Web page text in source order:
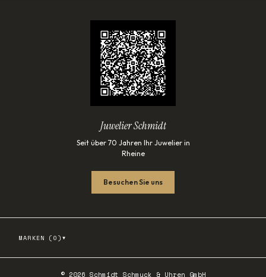
Juwelier Schmidt
Seit über 70 Jahren Ihr Juwelier in
Rheine
Besuchen Sie uns
MARKEN ( 0 ) ▾
© 2026 Schmidt Schmuck & Uhren GmbH